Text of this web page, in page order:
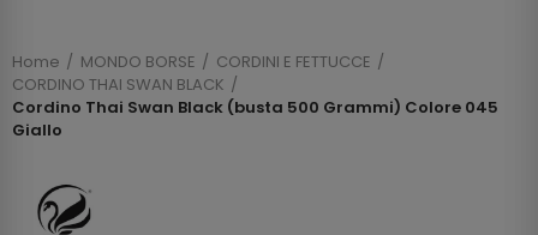
Home MONDO BORSE
CORDINI E FETTUCCE
CORDINO THAI SWAN BLACK
Cordino Thai Swan Black (busta 500 Grammi) Colore 045
Giallo